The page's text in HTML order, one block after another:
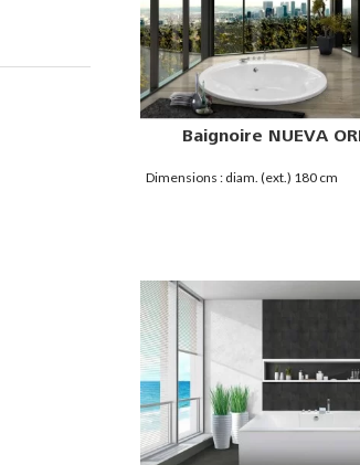
Baignoire NUEVA
Dimensions : diam. (ext.) 180 cm